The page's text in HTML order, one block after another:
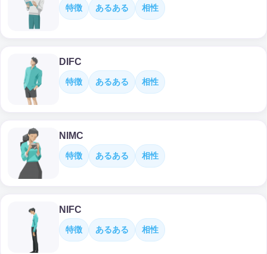
特徴 あるある 相性
DIFC
特徴 あるある 相性
NIMC
特徴 あるある 相性
NIFC
特徴 あるある 相性